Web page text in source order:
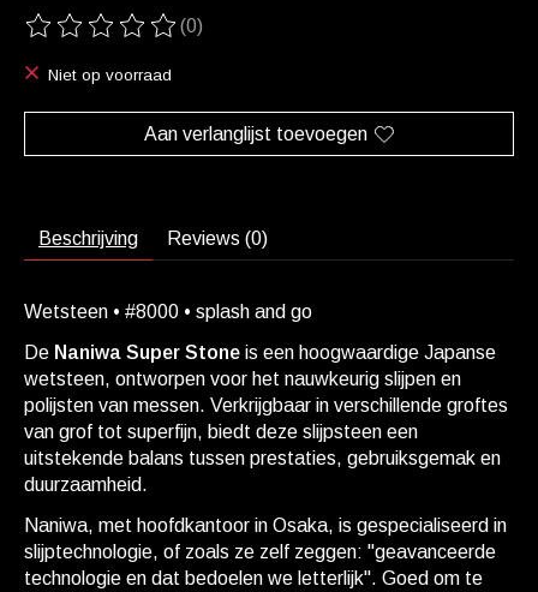
De beoordeling van dit product is
(0)
Niet op voorraad
Aan verlanglijst toevoegen
Beschrijving Reviews (0)
Wetsteen • #8000 • splash and go
De Naniwa Super Stone is een hoogwaardige Japanse
wetsteen, ontworpen voor het nauwkeurig slijpen en
polijsten van messen. Verkrijgbaar in verschillende groftes
van grof tot superfijn, biedt deze slijpsteen een
uitstekende balans tussen prestaties, gebruiksgemak en
duurzaamheid.
Naniwa, met hoofdkantoor in Osaka, is gespecialiseerd in
slijptechnologie, of zoals ze zelf zeggen: "geavanceerde
technologie en dat bedoelen we letterlijk". Goed om te